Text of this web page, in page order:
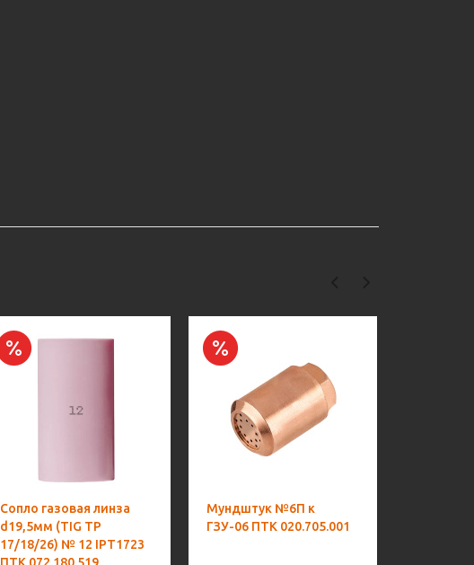
Сопло газовая линза
d19,5мм (TIG TP
17/18/26) № 12 IPT1723
Мундштук №6П к
ГЗУ-06 ПТК 020.705.001